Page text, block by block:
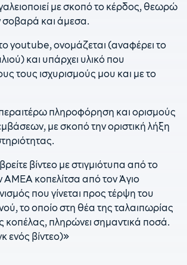
με σκοπό το κέρδος, θεωρώ
σοβαρά και άμεσα.
youtube, ονομάζεται (αναφέρει το
και υπάρχει υλικό που
τους ισχυρισμούς μου και με το
πληροφόρηση και ορισμούς
με σκοπό την οριστική λήξη
βίντεο με στιγμιότυπα από το
ΑΜΕΑ κοπελίτσα από τον Άγιο
που γίνεται προς τέρψη του
το οποίο στη θέα της ταλαιπωρίας
κοπέλας, πληρώνει σημαντικά ποσά.
ενός βίντεο)»